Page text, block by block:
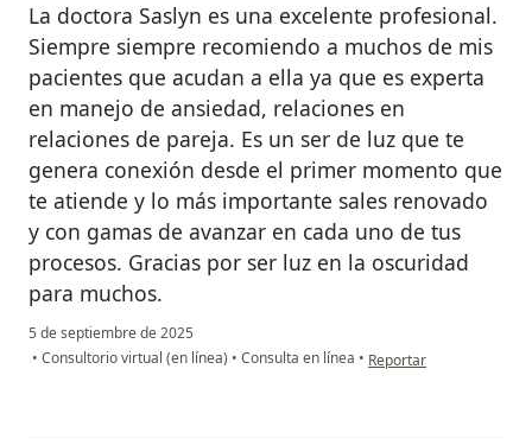
La doctora Saslyn es una excelente profesional.
Siempre siempre recomiendo a muchos de mis
pacientes que acudan a ella ya que es experta
en manejo de ansiedad, relaciones en
relaciones de pareja. Es un ser de luz que te
genera conexión desde el primer momento que
te atiende y lo más importante sales renovado
y con gamas de avanzar en cada uno de tus
procesos. Gracias por ser luz en la oscuridad
para muchos.
5 de septiembre de 2025
• Consultorio virtual (en línea) • Consulta en línea • en opinión del usuario
Reportar